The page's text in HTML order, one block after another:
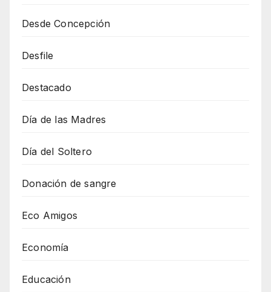
Desde Concepción
Desfile
Destacado
Día de las Madres
Día del Soltero
Donación de sangre
Eco Amigos
Economía
Educación